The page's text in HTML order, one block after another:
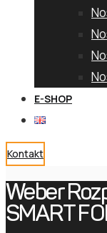
E-SHOP
Kontakt
Weber
SMART